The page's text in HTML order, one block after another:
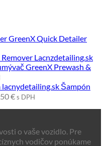
GreenX Quick Detailer
GreenX Prewash &
Šampón
€s DPH
o vaše vozidlo. Pre
vodičov ponúkame